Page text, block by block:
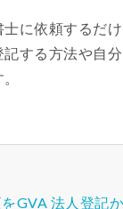
に依頼するだ
する方法や自
GVA 法人登記